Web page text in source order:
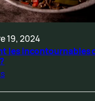
19, 2024
les incontournables